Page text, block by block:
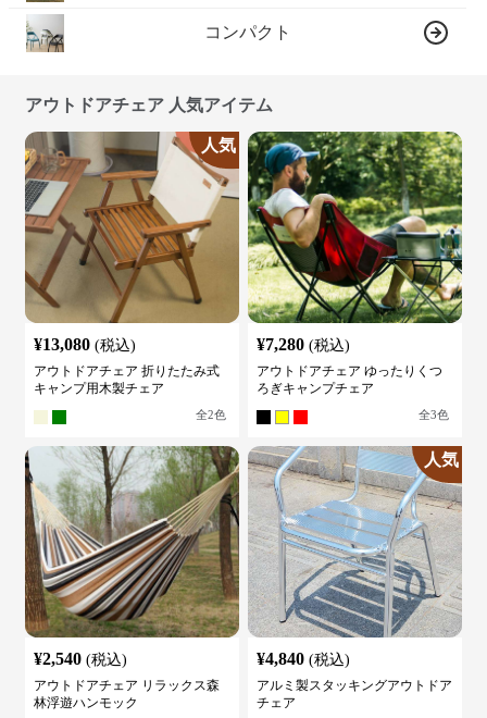
コンパクト
アウトドアチェア 人気アイテム
人気
¥13,080 (税込)
アウトドアチェア 折りたたみ式
キャンプ用木製チェア
全2色
¥7,280 (税込)
アウトドアチェア ゆったりくつ
ろぎキャンプチェア
全3色
¥2,540 (税込)
アウトドアチェア リラックス森
林浮遊ハンモック
人気
¥4,840 (税込)
アルミ製スタッキングアウトドア
チェア